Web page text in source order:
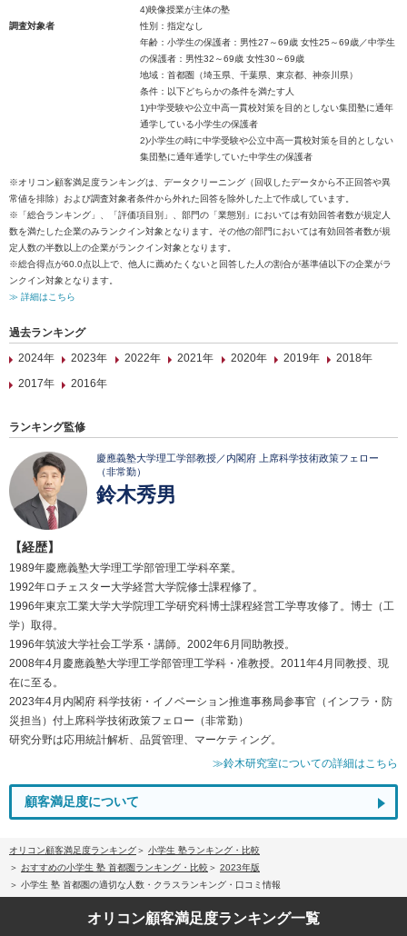
4)映像授業が主体の塾
調査対象者
性別：指定なし
年齢：小学生の保護者：男性27～69歳 女性25～69歳／中学生
の保護者：男性32～69歳 女性30～69歳
地域：首都圏（埼玉県、千葉県、東京都、神奈川県）
条件：以下どちらかの条件を満たす人
1)中学受験や公立中高一貫校対策を目的としない集団塾に通年
通学している小学生の保護者
2)小学生の時に中学受験や公立中高一貫校対策を目的としない
集団塾に通年通学していた中学生の保護者
※オリコン顧客満足度ランキングは、データクリーニング（回収したデータから不正回答や異
常値を排除）および調査対象者条件から外れた回答を除外した上で作成しています。
※「総合ランキング」、「評価項目別」、部門の「業態別」においては有効回答者数が規定人
数を満たした企業のみランクイン対象となります。その他の部門においては有効回答者数が規
定人数の半数以上の企業がランクイン対象となります。
※総合得点が60.0点以上で、他人に薦めたくないと回答した人の割合が基準値以下の企業がラ
ンクイン対象となります。
≫ 詳細はこちら
過去ランキング
2024年
2023年 2022年 2021年 2020年 2019年
2018年
2017年
2016年
ランキング監修
慶應義塾大学理工学部教授／内閣府 上席科学技術政策フェロー
（非常勤）
鈴木秀男
【経歴】
1989年慶應義塾大学理工学部管理工学科卒業。
1992年ロチェスター大学経営大学院修士課程修了。
1996年東京工業大学大学院理工学研究科博士課程経営工学専攻修了。博士（工
学）取得。
1996年筑波大学社会工学系・講師。2002年6月同助教授。
2008年4月慶應義塾大学理工学部管理工学科・准教授。2011年4月同教授、現
在に至る。
2023年4月内閣府 科学技術・イノベーション推進事務局参事官（インフラ・防
災担当）付上席科学技術政策フェロー（非常勤）
研究分野は応用統計解析、品質管理、マーケティング。
≫鈴木研究室についての詳細はこちら
顧客満足度について
オリコン顧客満足度ランキング
小学生 塾ランキング・比較
おすすめの小学生 塾 首都圏ランキング・比較
2023年版
小学生 塾 首都圏の適切な人数・クラスランキング・口コミ情報
オリコン顧客満足度ランキング一覧